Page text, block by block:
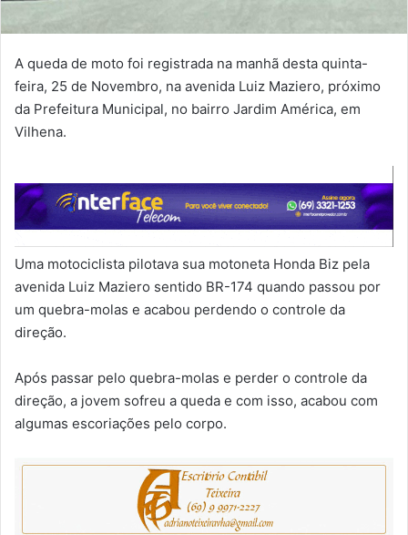
A queda de moto foi registrada na manhã desta quinta-
feira, 25 de Novembro, na avenida Luiz Maziero, próximo
da Prefeitura Municipal, no bairro Jardim América, em
Vilhena.
Uma motociclista pilotava sua motoneta Honda Biz pela
avenida Luiz Maziero sentido BR-174 quando passou por
um quebra-molas e acabou perdendo o controle da
direção.
Após passar pelo quebra-molas e perder o controle da
direção, a jovem sofreu a queda e com isso, acabou com
algumas escoriações pelo corpo.